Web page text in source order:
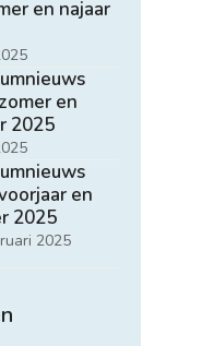
en najaar
en
2025
en
2025
2025